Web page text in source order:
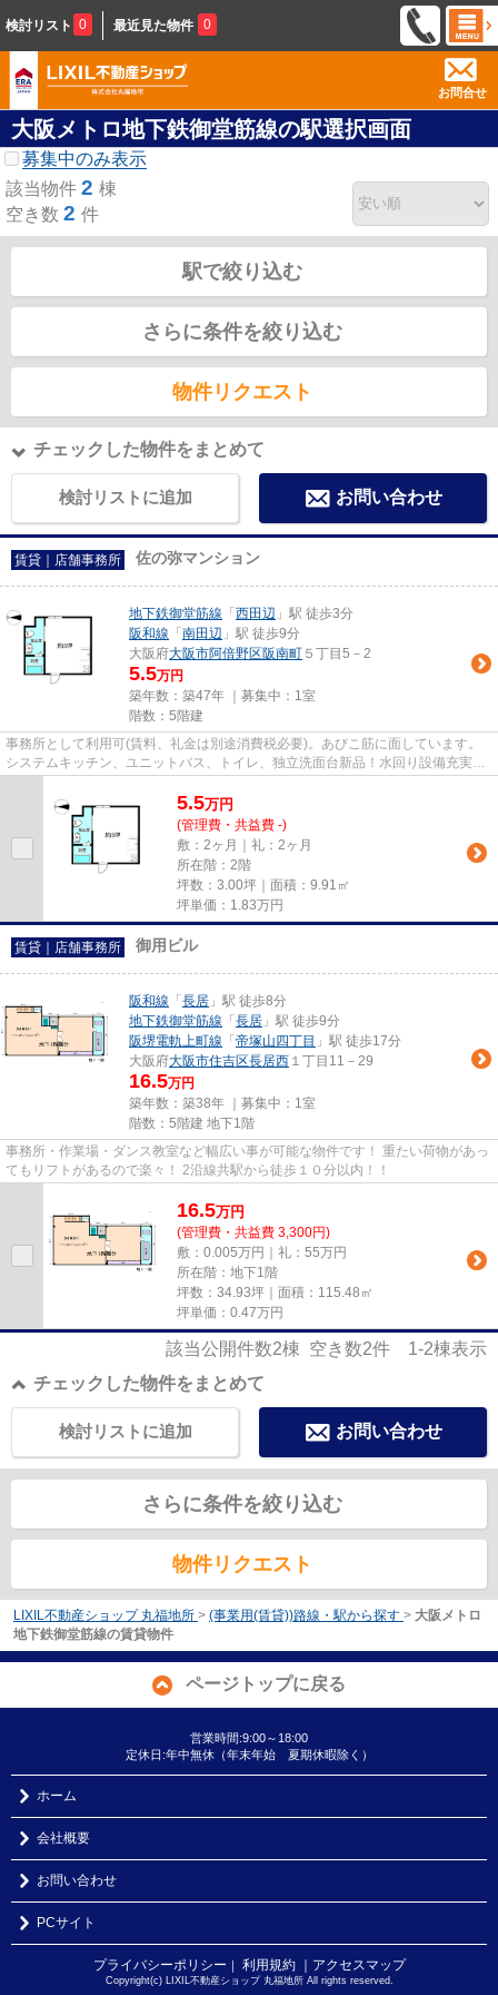
検討リスト 0 最近見た物件 0
お問合せ
大阪メトロ地下鉄御堂筋線の駅選択画面
募集中のみ表示
該当物件 2 棟
空き数 2 件
駅で絞り込む
さらに条件を絞り込む
物件リクエスト
チェックした物件をまとめて
検討リストに追加 お問い合わせ
賃貸｜店舗事務所 佐の弥マンション
地下鉄御堂筋線 「 西田辺 」駅 徒歩3分
阪和線 「 南田辺 」駅 徒歩9分
大阪府大阪市阿倍野区阪南町 ５丁目5－2
5.5万円
築年数：築47年 ｜募集中： 1室
階数：5階建
事務所として利用可(賃料、礼金は別途消費税必要)。あびこ筋に面しています。
システムキッチン、ユニットバス、トイレ、独立洗面台新品！水回り設備充実し
5.5万円
(管理費・共益費 -)
敷：2ヶ月｜礼：2ヶ月
所在階：2階
坪数：3.00坪｜面積：9.91㎡
坪単価： 1.83万円
賃貸｜店舗事務所 御用ビル
阪和線 「 長居 」駅 徒歩8分
地下鉄御堂筋線 「 長居 」駅 徒歩9分
阪堺電軌上町線 「 帝塚山四丁目 」駅 徒歩17分
大阪府大阪市住吉区長居西 １丁目11－29
16.5万円
築年数：築38年 ｜募集中： 1室
階数：5階建 地下1階
事務所・作業場・ダンス教室など幅広い事が可能な物件です！ 重たい荷物があっ
てもリフトがあるので楽々！ 2沿線共駅から徒歩１０分以内！！
16.5万円
(管理費・共益費 3,300円)
敷：0.005万円｜礼：55万円
所在階：地下1階
坪数：34.93坪｜面積：115.48㎡
坪単価： 0.47万円
該当公開件数2棟 空き数2件 1-2棟表示
チェックした物件をまとめて
お問い合わせ
検討リストに追加
さらに条件を絞り込む
物件リクエスト
LIXIL不動産ショップ 丸福地所 > (事業用(賃貸))路線・駅から探す > 大阪メトロ
地下鉄御堂筋線の賃貸物件
ページトップに戻る
営業時間:9:00～18:00
定休日:年中無休（年末年始 夏期休暇除く）
ホーム
会社概要
お問い合わせ
PCサイト
プライバシーポリシー ｜ 利用規約 ｜アクセスマップ
Copyright(c) LIXIL不動産ショップ 丸福地所 All rights reserved.